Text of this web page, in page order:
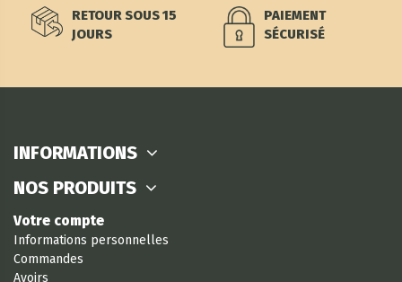
RETOUR SOUS 15
JOURS
PAIEMENT
SÉCURISÉ
INFORMATIONS
NOS PRODUITS
Votre compte
Informations personnelles
Commandes
Avoirs